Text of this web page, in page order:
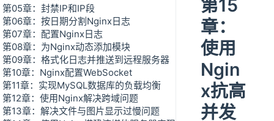
第05章：封禁IP和IP段
第06章：按日期分割Nginx日志
第07章：配置Nginx日志
第08章：为Nginx动态添加模块
第09章：格式化日志并推送到远程服务器
第10章：Nginx配置WebSocket
第11章：实现MySQL数据库的负载均衡
第12章：使用Nginx解决跨域问题
第13章：解决文件与图片显示过慢问题
第15
章：
使用
Ngin
x抗高
并发